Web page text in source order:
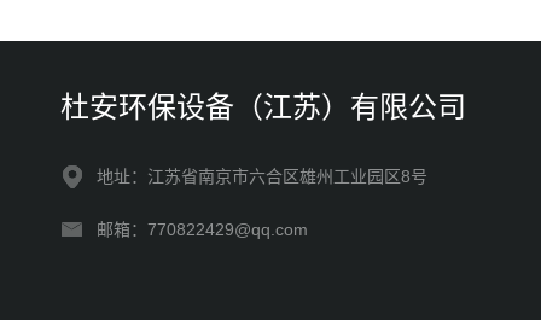
杜安环保设备（江苏）有限公司
地址：江苏省南京市六合区雄州工业园区8号
邮箱：770822429@qq.com